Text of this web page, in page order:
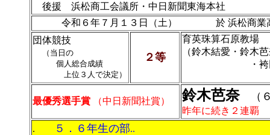
後援 浜松商工会議所・中日新聞東海本社
令和６年７月１３日（土） 於 浜松商業
団体競技
（ 当日の
個人総合成績
上位３人で決定）
２等
育英珠算石原教場
（鈴木結愛・鈴木
・袴田那
最優秀選手賞 （中日新聞社賞） 鈴木芭奈（
昨年に続き２連覇
.
５．６年生の部..